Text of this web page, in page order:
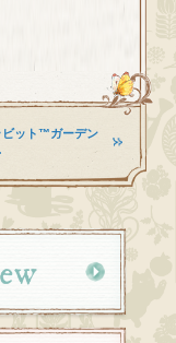
ビット™ガーデン